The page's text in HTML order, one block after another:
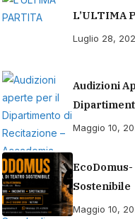
L’ULTIMA
Luglio 28,
Audizioni
Accademia
Recitazione
Maggio 10,
Sostenibile
Maggio 10,